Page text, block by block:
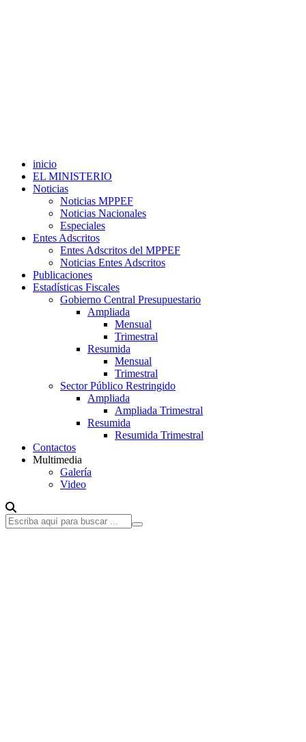
inicio
EL MINISTERIO
Noticias
Noticias MPPEF
Noticias Nacionales
Especiales
Entes Adscritos
Entes Adscritos del MPPEF
Noticias Entes Adscritos
Publicaciones
Estadísticas Fiscales
Gobierno Central Presupuestario
Ampliada
Mensual
Trimestral
Resumida
Mensual
Trimestral
Sector Público Restringido
Ampliada
Ampliada Trimestral
Resumida
Resumida Trimestral
Contactos
Multimedia
Galería
Video